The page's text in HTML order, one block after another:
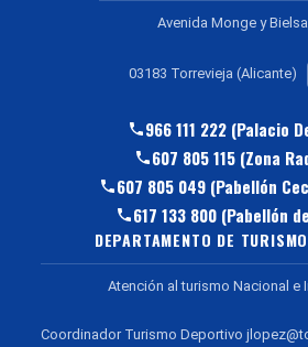
Avenida Monge y
03183 Torrevieja (Alicante)
966 111 222 (Palacio
607 805 115 (Zona
607 805 049 (Pabellón
617 133 800 (Pabellón
DEPARTAMENTO DE
Atención al turismo Nacional e
Coordinador Turismo Deportivo